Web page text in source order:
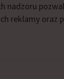
nadzoru
reklamy oraz